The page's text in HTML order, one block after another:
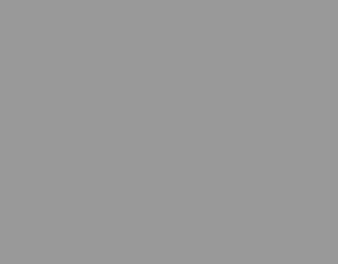
temat wykorzystywania
w naszym serwisie
Serwisu.